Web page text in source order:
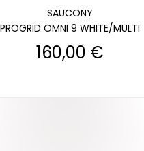
SAUCONY
PROGRID OMNI 9 WHITE/MULTI
Prix
160,00 €